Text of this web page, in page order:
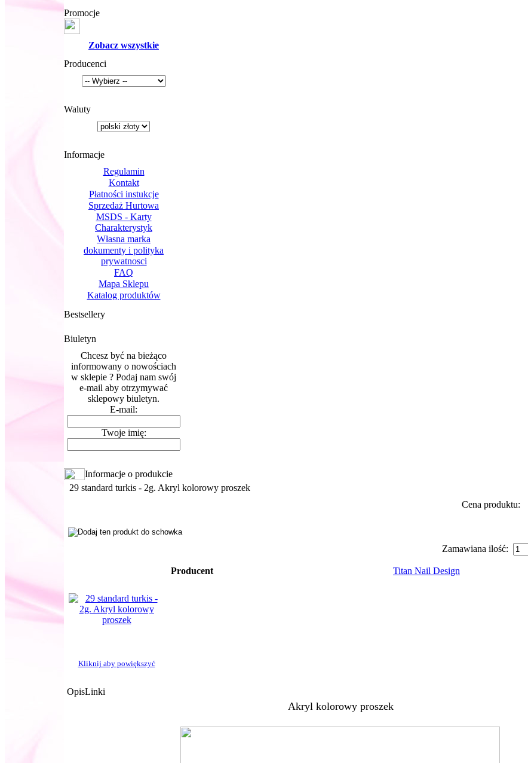
Promocje
Zobacz wszystkie
Producenci
Waluty
Informacje
Regulamin
Kontakt
Płatności instukcje
Sprzedaż Hurtowa
MSDS - Karty
Charakterystyk
Własna marka
dokumenty i polityka
prywatnosci
FAQ
Mapa Sklepu
Katalog produktów
Bestsellery
Biuletyn
Chcesz być na bieżąco
informowany o nowościach
w sklepie ? Podaj nam swój
e-mail aby otrzymywać
sklepowy biuletyn.
E-mail:
Twoje imię:
Informacje o produkcie
29 standard turkis - 2g. Akryl kolorowy proszek
Cena produktu:
Zamawiana ilość:
Kliknij aby powiększyć
Producent Titan Nail Design
OpisLinki
Akryl kolorowy proszek